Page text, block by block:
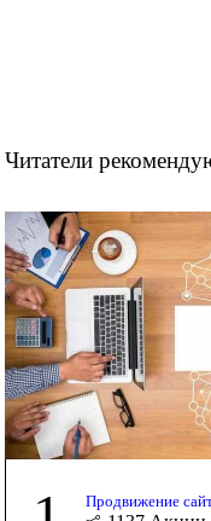
Читатели
Продвижение